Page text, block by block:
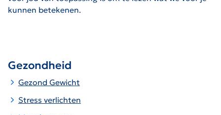
kunnen betekenen.
Gezondheid
Gezond Gewicht
Stress verlichten